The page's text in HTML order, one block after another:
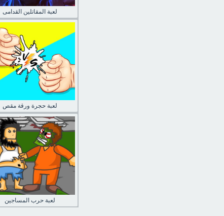
لعبة المقاتلين القدامى
لعبة حجرة ورقة مقص
لعبة حرب المساجين